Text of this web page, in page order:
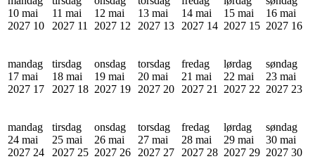
10 mai
2027 10
11 mai
2027 11
12 mai
2027 12
13 mai
2027 13
14 mai
2027 14
15 mai
2027 15
16 mai
2027 16
mandag
17 mai
2027 17
tirsdag
18 mai
2027 18
onsdag
19 mai
2027 19
torsdag
20 mai
2027 20
fredag
21 mai
2027 21
lørdag
22 mai
2027 22
søndag
23 mai
2027 23
mandag
24 mai
2027 24
tirsdag
25 mai
2027 25
onsdag
26 mai
2027 26
torsdag
27 mai
2027 27
fredag
28 mai
2027 28
lørdag
29 mai
2027 29
søndag
30 mai
2027 30